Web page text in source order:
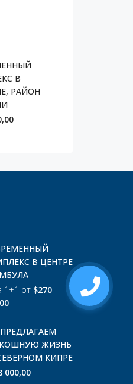
В
РАЙОН
В ЦЕНТРЕ
1+1 от $270
ЖИЗНЬ
КИПРЕ
000,00